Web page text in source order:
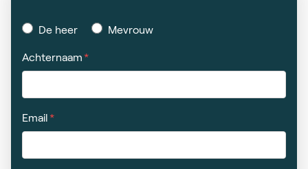
De heer Mevrouw
Achternaam
Email